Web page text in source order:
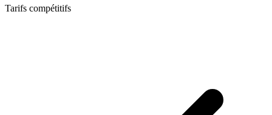
Tarifs compétitifs